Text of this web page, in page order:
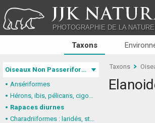
JJK NATURA
PHOTOGRAPHIE DE LA NATURE
Taxons
Oiseaux Non Passeriformes
Ansériformes
Hérons, ibis, pélicans, cigognes
Rapaces diurnes
Charadriiformes : laridés, stercorariidés, glaréolidés
Taxons